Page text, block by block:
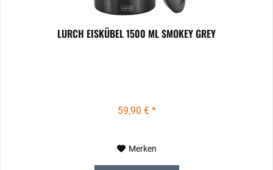
LURCH EISKÜBEL 1500 ML SMOKEY GREY
59,90 € *
Merken